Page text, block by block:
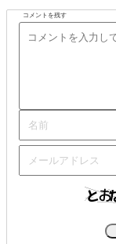
コメントを残す